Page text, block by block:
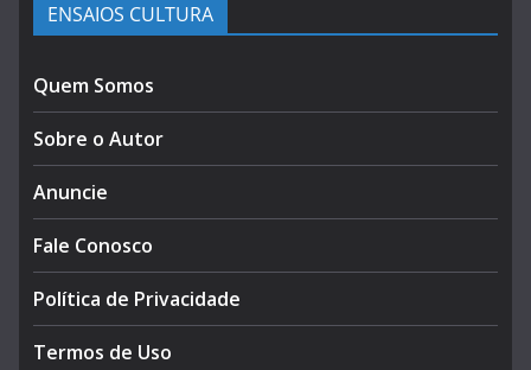
ENSAIOS CULTURA
Quem Somos
Sobre o Autor
Anuncie
Fale Conosco
Política de Privacidade
Termos de Uso